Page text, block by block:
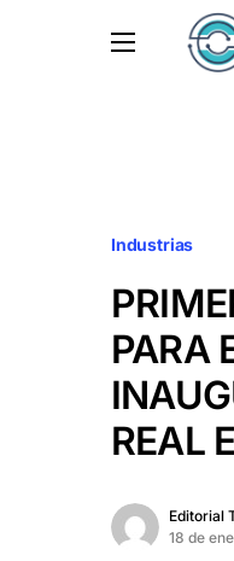
Industrias
PARA
REAL
Editorial
18 de